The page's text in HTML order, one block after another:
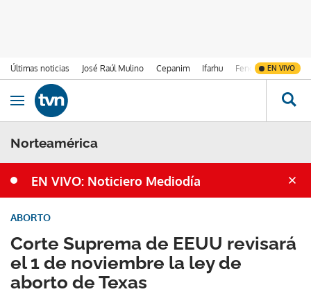
Últimas noticias José Raúl Mulino Cepanim Ifarhu Fenómeno de El
EN VIVO
Ir al contenido
Obrir navegació
Norteamérica
EN VIVO: Noticiero Mediodía
Corte Suprema de EEUU revisará
el 1 de noviembre la ley de
aborto de Texas
ABORTO